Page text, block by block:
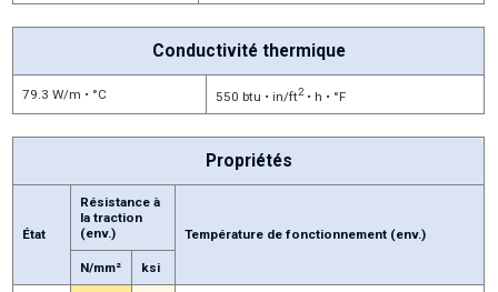
Conductivité thermique
79.3 W/m • °C 550 btu • in/ft2• h • °F
Propriétés
État
Résistance à
la traction
(env.)
Température de fonctionnement (env.)
N/mm² ksi